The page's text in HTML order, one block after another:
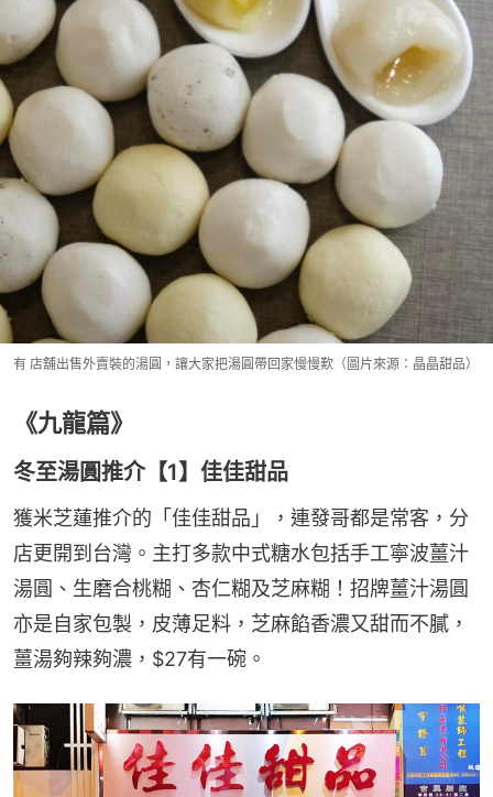
有 店舖出售外賣裝的湯圓，讓大家把湯圓帶回家慢慢歎（圖片來源：晶晶甜品）
《九龍篇》
冬至湯圓推介【1】佳佳甜品
獲米芝蓮推介的「佳佳甜品」，連發哥都是常客，分
店更開到台灣。主打多款中式糖水包括手工寧波薑汁
湯圓、生磨合桃糊、杏仁糊及芝麻糊！招牌薑汁湯圓
亦是自家包製，皮薄足料，芝麻餡香濃又甜而不膩，
薑湯夠辣夠濃，$27有一碗。